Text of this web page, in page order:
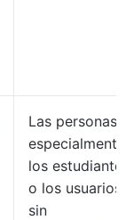
Las personas,
especialmente
los estudiantes
o los usuarios
sin